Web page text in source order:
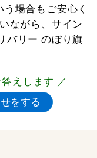
場合もご安心く
ながら、サイン
バリー のぼり旗
えします ／